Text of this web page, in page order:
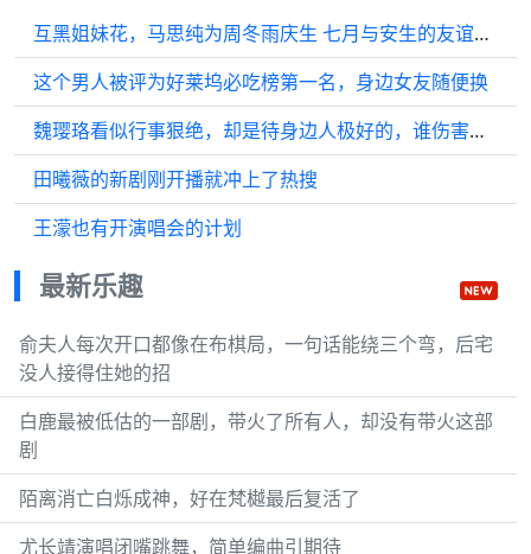
互黑姐妹花，马思纯为周冬雨庆生 七月与安生的友谊令人羡慕
这个男人被评为好莱坞必吃榜第一名，身边女友随便换
魏璎珞看似行事狠绝，却是待身边人极好的，谁伤害她在乎的人，她就加倍奉还
田曦薇的新剧刚开播就冲上了热搜
王濛也有开演唱会的计划
最新乐趣
俞夫人每次开口都像在布棋局，一句话能绕三个弯，后宅
没人接得住她的招
白鹿最被低估的一部剧，带火了所有人，却没有带火这部
剧
陌离消亡白烁成神，好在梵樾最后复活了
尤长靖演唱闭嘴跳舞，简单编曲引期待